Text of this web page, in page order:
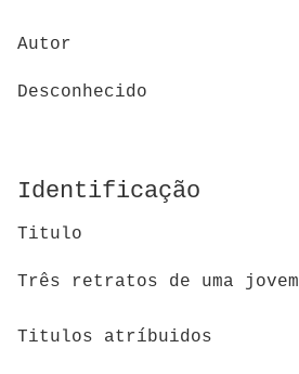
Autor
Desconhecido
Identificação
Titulo
Três retratos de uma jovem
Titulos atríbuidos